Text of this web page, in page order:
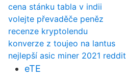
cena stánku tabla v indii
volejte převaděče peněz
recenze kryptolendu
konverze z toujeo na lantus
nejlepší asic miner 2021 reddit
eTE